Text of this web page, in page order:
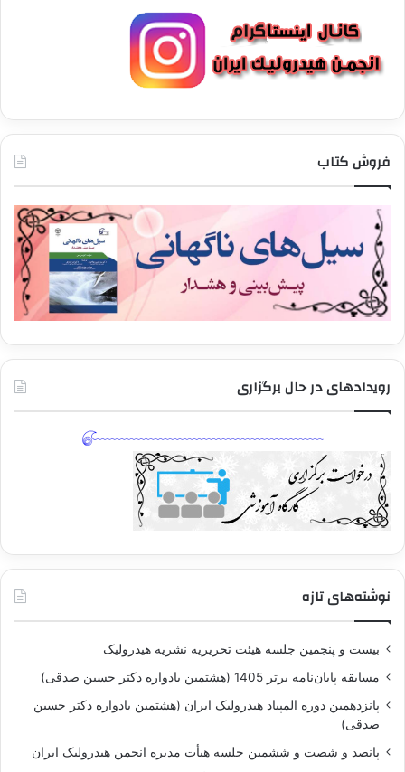
فروش کتاب
رویدادهای در حال برگزاری
نوشته‌های تازه
بيست و پنجمين جلسه هيئت تحريريه نشريه هيدروليک
مسابقه پايان‌نامه برتر 1405 (هشتمين يادواره دکتر حسين صدقی)
پانزدهمين دوره المپياد هيدروليک ايران (هشتمين يادواره دکتر حسين
صدقی)
پانصد و شصت و ششمين جلسه هيأت مديره انجمن هيدروليک ايران